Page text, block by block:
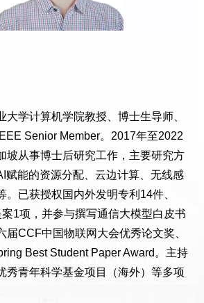
大学计算机学院教授、博士生导师、
Senior Member。2017年至2022
坡从事博士后研究工作，主要研究方
赋能的资源分配、云边计算、无线感
。已获授权国内外发明专利14件、
案1项，并参与撰写通信大模型白皮书
届CCF中国物联网大会优秀论文奖、
Best Student Paper Award。主持
秀青年科学基金项目（海外）等多项